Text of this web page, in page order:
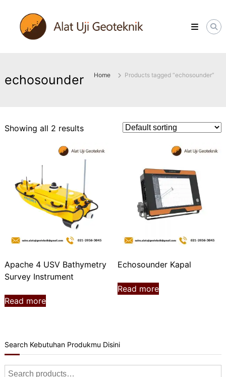
content
ALATUJIGEOTEKNIK.COM
DISTRIBUTOR
INSTRUMENT
echosounder Home Products tagged “echosounder”
Showing all 2 results
Apache 4 USV Bathymetry
Survey Instrument
Read more
Echosounder Kapal
Read more
Search Kebutuhan Produkmu Disini
Search